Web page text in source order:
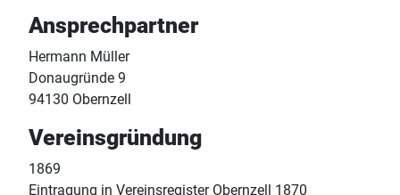
Ansprechpartner
Hermann Müller
Donaugründe 9
94130 Obernzell
Vereinsgründung
1869
Eintragung in Vereinsregister Obernzell 1870